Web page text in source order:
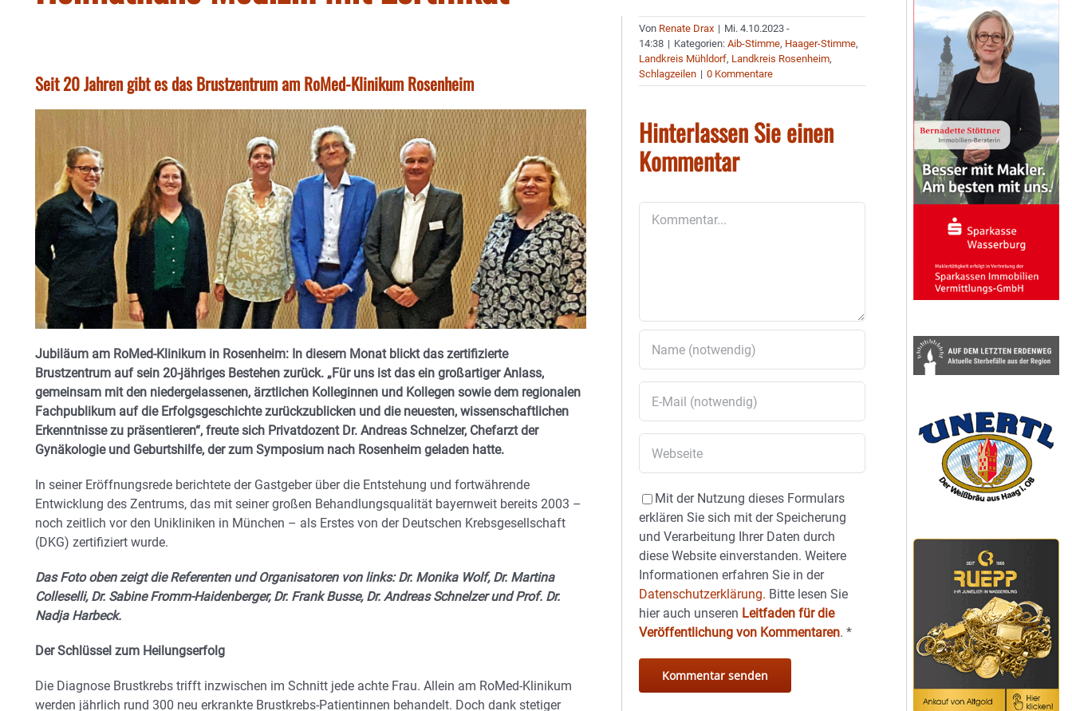
Seit 20 Jahren gibt es das Brustzentrum am RoMed-Klinikum Rosenheim
Jubiläum am RoMed-Klinikum in Rosenheim: In diesem Monat blickt das zertifizierte
Brustzentrum auf sein 20-jähriges Bestehen zurück. „Für uns ist das ein großartiger Anlass,
gemeinsam mit den niedergelassenen, ärztlichen Kolleginnen und Kollegen sowie dem regionalen
Fachpublikum auf die Erfolgsgeschichte zurückzublicken und die neuesten, wissenschaftlichen
Erkenntnisse zu präsentieren“, freute sich Privatdozent Dr. Andreas Schnelzer, Chefarzt der
Gynäkologie und Geburtshilfe, der zum Symposium nach Rosenheim geladen hatte.
In seiner Eröffnungsrede berichtete der Gastgeber über die Entstehung und fortwährende
Entwicklung des Zentrums, das mit seiner großen Behandlungsqualität bayernweit bereits 2003 –
noch zeitlich vor den Unikliniken in München – als Erstes von der Deutschen Krebsgesellschaft
(DKG) zertifiziert wurde.
Das Foto oben zeigt die Referenten und Organisatoren von links: Dr. Monika Wolf, Dr. Martina
Colleselli, Dr. Sabine Fromm-Haidenberger, Dr. Frank Busse, Dr. Andreas Schnelzer und Prof. Dr.
Nadja Harbeck.
Der Schlüssel zum Heilungserfolg
Die Diagnose Brustkrebs trifft inzwischen im Schnitt jede achte Frau. Allein am RoMed-Klinikum
werden jährlich rund 300 neu erkrankte Brustkrebs-Patientinnen behandelt. Doch dank stetiger
Von Renate Drax | Mi. 4.10.2023 -
14:38 | Kategorien:Aib-Stimme, Haager-Stimme,
Landkreis Mühldorf, Landkreis Rosenheim,
Schlagzeilen | 0 Kommentare
Hinterlassen Sie einen
Kommentar
Mit der Nutzung dieses Formulars
erklären Sie sich mit der Speicherung
und Verarbeitung Ihrer Daten durch
diese Website einverstanden. Weitere
Informationen erfahren Sie in der
Datenschutzerklärung. Bitte lesen Sie
hier auch unseren Leitfaden für die
Veröffentlichung von Kommentaren.*